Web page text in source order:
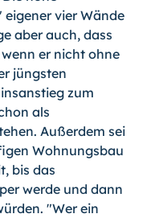
vier Wände
aber auch, dass
er nicht ohne
jüngsten
zum
als
Außerdem sei
Wohnungsbau
bis das
werde und dann
"Wer ein